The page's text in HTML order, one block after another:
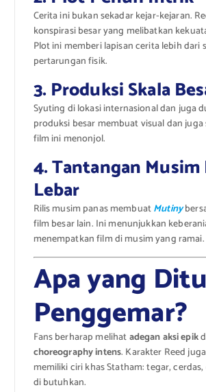
Cerita ini bukan sekadar kejar-kejaran.
konspirasi besar yang melibatkan
Plot ini memberi lapisan cerita lebih dari
pertarungan fisik.
3. Produksi Skala
Syuting di lokasi internasional dan juga
produksi besar membuat visual dan
film ini menonjol.
4. Tantangan Musim
Lebar
Rilis musim panas membuatMutiny
film besar lain. Ini menunjukkan
menempatkan film di musim yang ramai.
Apa yang
Penggemar?
Fans berharap melihatadegan aksi epik
choreography intens. Karakter Reed
memiliki ciri khas Statham: tegar,
di butuhkan.